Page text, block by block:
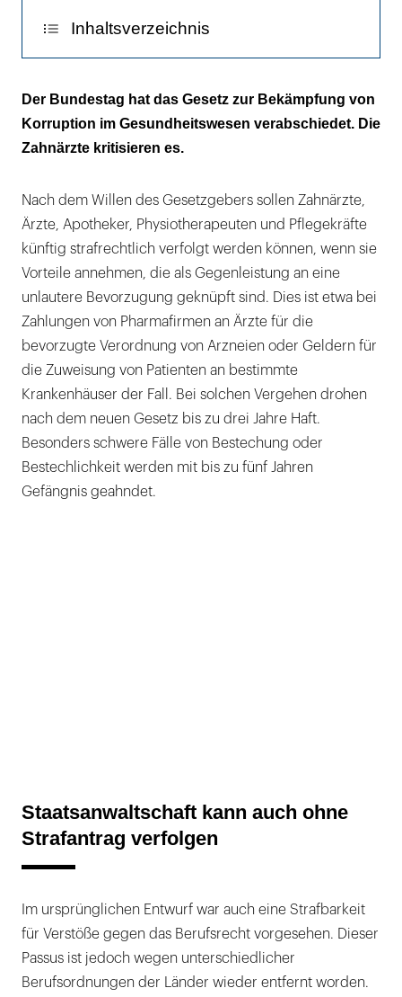
Inhaltsverzeichnis
Staatsanwaltschaft kann auch ohne
Strafantrag verfolgen
Rechtsunsicherheit durch unkonkrete
"Null Toleranz bei Korruption"
Der Bundestag hat das Gesetz zur Bekämpfung von
Korruption im Gesundheitswesen verabschiedet. Die
Zahnärzte kritisieren es.
Nach dem Willen des Gesetzgebers sollen Zahnärzte,
Ärzte, Apotheker, Physiotherapeuten und Pflegekräfte
künftig strafrechtlich verfolgt werden können, wenn sie
Vorteile annehmen, die als Gegenleistung an eine
unlautere Bevorzugung geknüpft sind. Dies ist etwa bei
Zahlungen von Pharmafirmen an Ärzte für die
bevorzugte Verordnung von Arzneien oder Geldern für
die Zuweisung von Patienten an bestimmte
Krankenhäuser der Fall. Bei solchen Vergehen drohen
nach dem neuen Gesetz bis zu drei Jahre Haft.
Besonders schwere Fälle von Bestechung oder
Bestechlichkeit werden mit bis zu fünf Jahren
Gefängnis geahndet.
Staatsanwaltschaft kann auch ohne
Strafantrag verfolgen
Im ursprünglichen Entwurf war auch eine Strafbarkeit
für Verstöße gegen das Berufsrecht vorgesehen. Dieser
Passus ist jedoch wegen unterschiedlicher
Berufsordnungen der Länder wieder entfernt worden.